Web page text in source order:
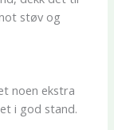
støv og
noen ekstra
i god stand.